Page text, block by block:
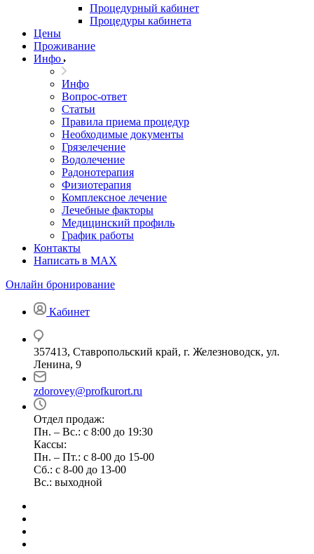
Процедурный кабинет
Процедуры кабинета
Цены
Проживание
Инфо
Инфо
Вопрос-ответ
Статьи
Правила приема процедур
Необходимые документы
Грязелечение
Водолечение
Радонотерапия
Физиотерапия
Комплексное лечение
Лечебные факторы
Медицинский профиль
График работы
Контакты
Написать в MAX
Онлайн бронирование
Кабинет
357413, Ставропольский край, г. Железноводск, ул.
Ленина, 9
zdorovey@profkurort.ru
Отдел продаж:
Пн. – Вс.: с 8:00 до 19:30
Кассы:
Пн. – Пт.: с 8-00 до 15-00
Сб.: с 8-00 до 13-00
Вс.: выходной